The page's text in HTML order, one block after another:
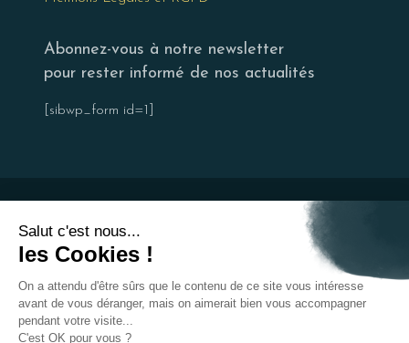
© 2026 Mb Vivenda,tous droits réservés
Abonnez-vous à notre newsletter
pour rester informé de nos actualités
[sibwp_form id=1]
Salut c'est nous...
les Cookies !
On a attendu d'être sûrs que le contenu de ce site vous intéresse
avant de vous déranger, mais on aimerait bien vous accompagner
pendant votre visite...
C'est OK pour vous ?